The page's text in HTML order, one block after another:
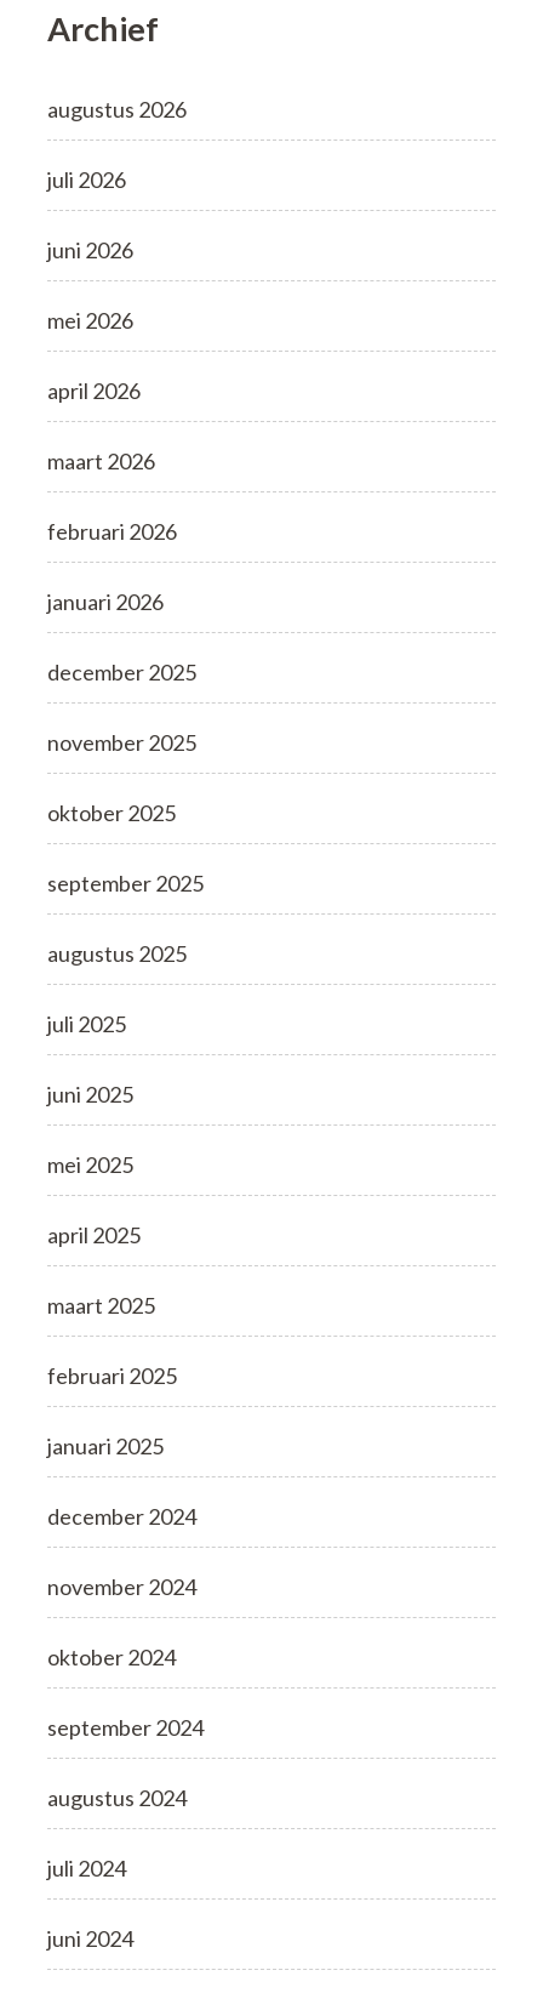
Archief
augustus 2026
juli 2026
juni 2026
mei 2026
april 2026
maart 2026
februari 2026
januari 2026
december 2025
november 2025
oktober 2025
september 2025
augustus 2025
juli 2025
juni 2025
mei 2025
april 2025
maart 2025
februari 2025
januari 2025
december 2024
november 2024
oktober 2024
september 2024
augustus 2024
juli 2024
juni 2024